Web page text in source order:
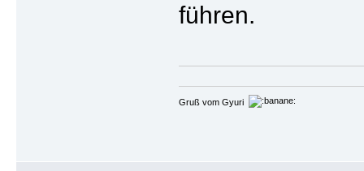
führen.
Gruß vom Gyuri